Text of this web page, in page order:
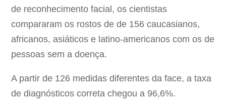
de reconhecimento facial, os cientistas
compararam os rostos de de 156 caucasianos,
africanos, asiáticos e latino-americanos com os de
pessoas sem a doença.
A partir de 126 medidas diferentes da face, a taxa
de diagnósticos correta chegou a 96,6%.